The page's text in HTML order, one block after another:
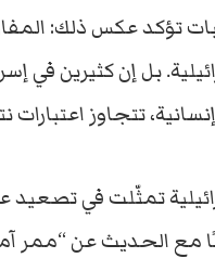
تؤكدعكسذلك:
بلإنكثيرينفي
إنسانية،تتجاوز اعتبارات
تمثّلتفيتصعيد
مع الحديثعن “ممر